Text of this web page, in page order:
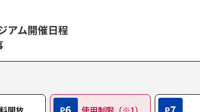
アム開催日程